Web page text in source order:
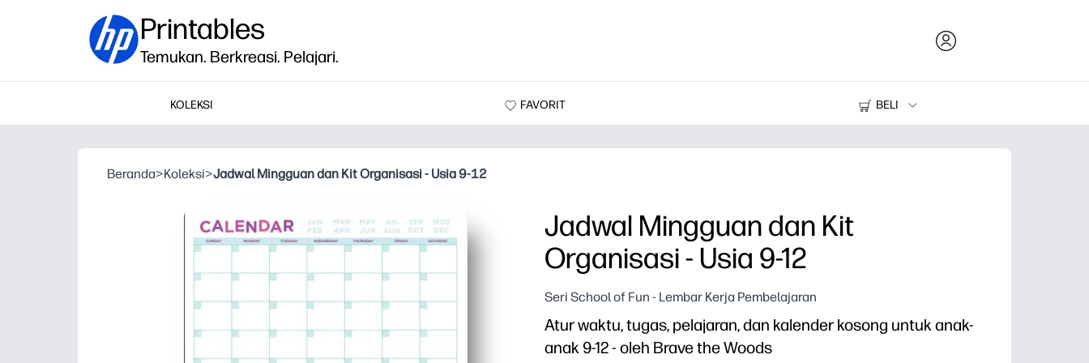
Printables
Temukan. Berkreasi. Pelajari.
KOLEKSI FAVORIT
BELI
Printer
Beranda>Koleksi>Jadwal Mingguan dan Kit Organisasi - Usia 9-12
Jadwal Mingguan dan Kit
Organisasi - Usia 9-12
Seri School of Fun - Lembar Kerja Pembelajaran
Atur waktu, tugas, pelajaran, dan kalender kosong untuk anak-
anak 9-12 - oleh Brave the Woods